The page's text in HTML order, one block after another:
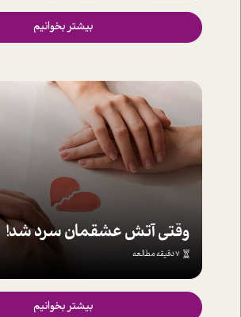
بیشتر بخوانیم
وقتي آتش عشقمان سرد شد!
7 دقیقه مطالعه
بیشتر بخوانیم